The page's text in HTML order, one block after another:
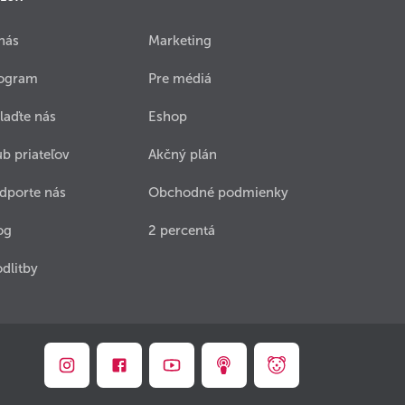
nás
priateľov
nás
Marketing
Pre médiá
Eshop
Akčný plán
Obchodné podmienky
2 percentá